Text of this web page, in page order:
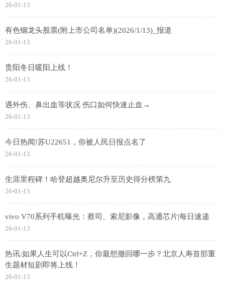
26-01-13
有色铟龙头股票(附上市公司名单)(2026/1/13)_报道
26-01-13
贵阳冬日暖阳上线！
26-01-13
遇外伤、鼻出血等状况 伤口如何快速止血→
26-01-13
今日热闻!苏U22651，你被人民日报点名了
26-01-13
生涯里程碑！哈登超越奥尼尔升至历史得分榜第九
26-01-13
vivo V70系列手机曝光：蔡司、索尼影像，高通芯片|每日速递
26-01-13
热讯:如果人生可以Ctrl+Z，你最想撤回哪一步？北京人寿首部重
生题材短剧即将上线！
26-01-13